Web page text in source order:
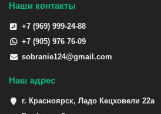
Наши контакты
+7 (969) 999-24-88
+7 (905) 976 76-09
sobranie124@gmail.com
Наш адрес
г. Красноярск, Ладо Кецховели 22а